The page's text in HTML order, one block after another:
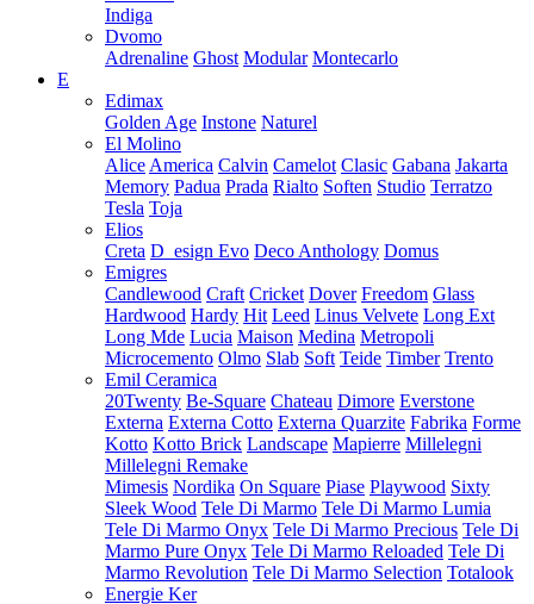
Indiga
Dvomo
Adrenaline Ghost Modular Montecarlo
E
Edimax
Golden Age Instone Naturel
El Molino
Alice America Calvin Camelot Clasic Gabana Jakarta
Memory Padua Prada Rialto Soften Studio Terratzo
Tesla Toja
Elios
Creta D_esign Evo Deco Anthology Domus
Emigres
Candlewood Craft Cricket Dover Freedom Glass
Hardwood Hardy Hit Leed Linus Velvete Long Ext
Long Mde Lucia Maison Medina Metropoli
Microcemento Olmo Slab Soft Teide Timber Trento
Emil Ceramica
20Twenty Be-Square Chateau Dimore Everstone
Externa Externa Cotto Externa Quarzite Fabrika Forme
Kotto Kotto Brick Landscape Mapierre Millelegni
Millelegni Remake
Mimesis Nordika On Square Piase Playwood Sixty
Sleek Wood Tele Di Marmo Tele Di Marmo Lumia
Tele Di Marmo Onyx Tele Di Marmo Precious Tele Di
Marmo Pure Onyx Tele Di Marmo Reloaded Tele Di
Marmo Revolution Tele Di Marmo Selection Totalook
Energie Ker